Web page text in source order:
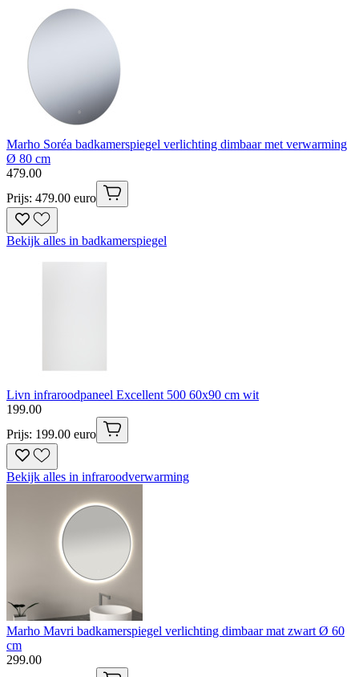
Marho Soréa badkamerspiegel verlichting dimbaar met verwarming
Ø 80 cm
479.00
Prijs: 479.00 euro
Bekijk alles in badkamerspiegel
Livn infraroodpaneel Excellent 500 60x90 cm wit
199.00
Prijs: 199.00 euro
Bekijk alles in infraroodverwarming
Marho Mavri badkamerspiegel verlichting dimbaar mat zwart Ø 60
cm
299.00